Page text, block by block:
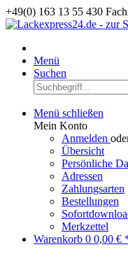
+49(0) 163 13 55 430
Menü
Suchen
Menü schließen
Mein Konto
Anmelden
Übersicht
Persönliche
Adressen
Zahlungsarten
Bestellungen
Merkzettel
Warenkorb 0 0,00 €